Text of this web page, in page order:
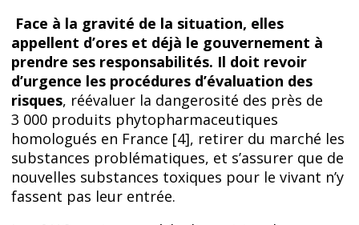
Face à la gravité de la situation, elles
appellent d’ores et déjà le gouvernement à
prendre ses responsabilités. Il doit revoir
d’urgence les procédures d’évaluation des
risques, réévaluer la dangerosité des près de
3 000 produits phytopharmaceutiques
homologués en France [4], retirer du marché les
substances problématiques, et s’assurer que de
nouvelles substances toxiques pour le vivant n’y
fassent pas leur entrée.